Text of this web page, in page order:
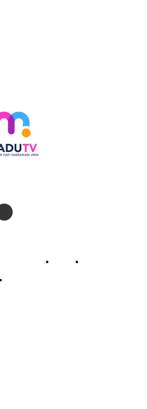
Pedoman Siber Kontak